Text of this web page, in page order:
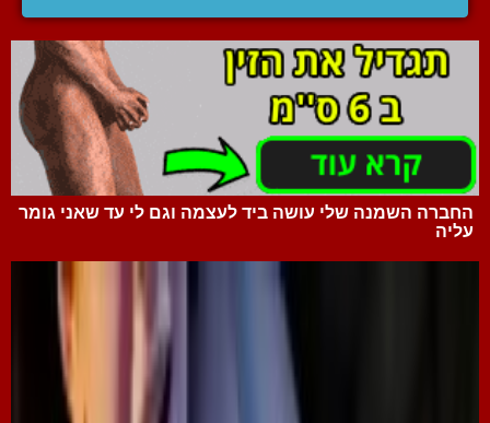
החברה השמנה שלי עושה ביד לעצמה וגם לי עד שאני גומר
עליה